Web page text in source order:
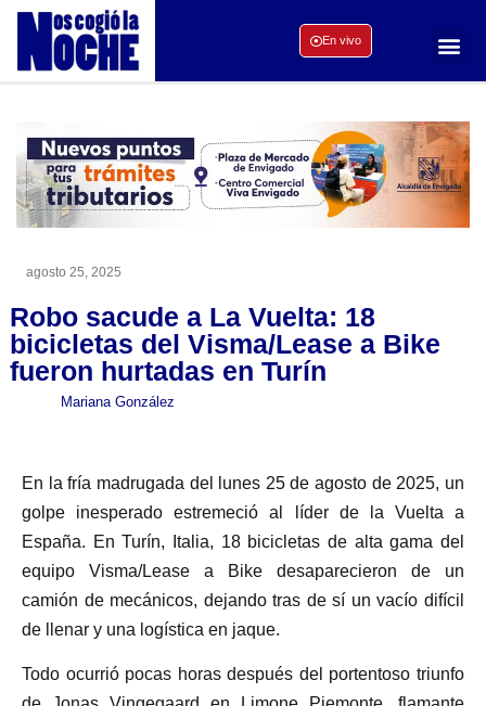
En vivo
agosto 25, 2025
Robo sacude a La Vuelta: 18
bicicletas del Visma/Lease a Bike
fueron hurtadas en Turín
Mariana González
En la fría madrugada del lunes 25 de agosto de 2025, un
golpe inesperado estremeció al líder de la Vuelta a
España. En Turín, Italia, 18 bicicletas de alta gama del
equipo Visma/Lease a Bike desaparecieron de un
camión de mecánicos, dejando tras de sí un vacío difícil
de llenar y una logística en jaque.
Todo ocurrió pocas horas después del portentoso triunfo